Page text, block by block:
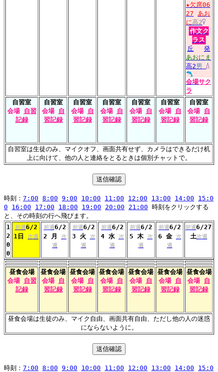
★欠席06
27
あお
に高2
作文ク
ラス
丘
発
あおにま
高2男
会場サク
ラ
自習室
会場 自習
記録
自習室
会場 自
習記録
自習室
会場 自
習記録
自習室
会場 自
習記録
自習室
会場 自
習記録
自習室
会場 自
習記録
自習室
会場 自
習記録
自習室は生徒のみ、マイクオフ、画面共有せず、カメラはできるだけ机
上に向けて、他の人と連絡をとるときは個別チャットで。
時刻： 7:00 8:00 9:00 10:00 11:00 12:00 13:00 14:00
15:0
0
16:00 17:00 18:00 19:00 20:00 21:00 時刻をクリックする
と、その時刻の行へ飛びます。
1
2
0
0
前週6/2
1日 次週
前週6/2
2 月
次
週
前週6/2
3 火
次
週
前週6/2
4 水
次
週
前週6/2
5 木
次
週
前週6/2
6 金
次
週
前週6/27
土次週
昼食会場
会場 自習
記録
昼食会場
会場 自
習記録
昼食会場
会場 自
習記録
昼食会場
会場 自
習記録
昼食会場
会場 自
習記録
昼食会場
会場 自
習記録
昼食会場
会場 自
習記録
昼食会場は生徒のみ、マイク自由、画面共有自由、ただし他の人の迷惑
にならないように。
時刻： 7:00 8:00 9:00 10:00 11:00 12:00 13:00 14:00
15:0